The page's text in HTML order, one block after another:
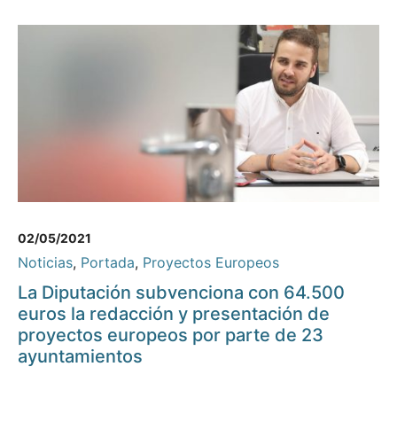
02/05/2021
Noticias, Portada, Proyectos Europeos
La Diputación subvenciona con 64.500
euros la redacción y presentación de
proyectos europeos por parte de 23
ayuntamientos